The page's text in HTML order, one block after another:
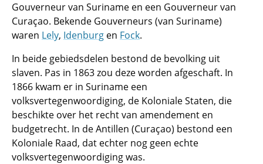
Gouverneur van Suriname en een Gouverneur van
Curaçao. Bekende Gouverneurs (van Suriname)
waren Lely, Idenburg en Fock.
In beide gebiedsdelen bestond de bevolking uit
slaven. Pas in 1863 zou deze worden afgeschaft. In
1866 kwam er in Suriname een
volksvertegenwoordiging, de Koloniale Staten, die
beschikte over het recht van amendement en
budgetrecht. In de Antillen (Curaçao) bestond een
Koloniale Raad, dat echter nog geen echte
volksvertegenwoordiging was.